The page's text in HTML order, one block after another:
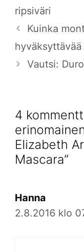
ripsiväri
Kuinka
hyväksyttävää
Vautsi:
4
Elizabeth
Mascara”
Hanna
2.8.2016 klo